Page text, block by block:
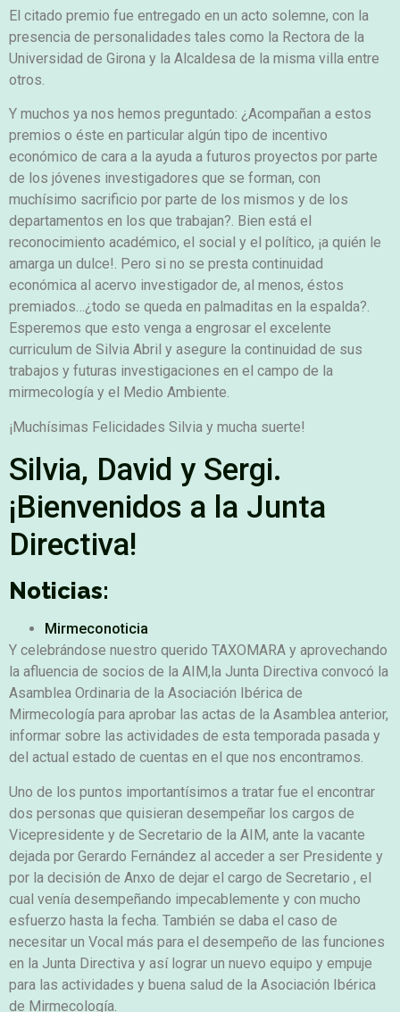
El citado premio fue entregado en un acto solemne, con la
presencia de personalidades tales como la Rectora de la
Universidad de Girona y la Alcaldesa de la misma villa entre
otros.
Y muchos ya nos hemos preguntado: ¿Acompañan a estos
premios o éste en particular algún tipo de incentivo
económico de cara a la ayuda a futuros proyectos por parte
de los jóvenes investigadores que se forman, con
muchísimo sacrificio por parte de los mismos y de los
departamentos en los que trabajan?. Bien está el
reconocimiento académico, el social y el político, ¡a quién le
amarga un dulce!. Pero si no se presta continuidad
económica al acervo investigador de, al menos, éstos
premiados…¿todo se queda en palmaditas en la espalda?.
Esperemos que esto venga a engrosar el excelente
curriculum de Silvia Abril y asegure la continuidad de sus
trabajos y futuras investigaciones en el campo de la
mirmecología y el Medio Ambiente.
¡Muchísimas Felicidades Silvia y mucha suerte!
Silvia, David y Sergi.
¡Bienvenidos a la Junta
Directiva!
Noticias:
Mirmeconoticia
Y celebrándose nuestro querido TAXOMARA y aprovechando
la afluencia de socios de la AIM,la Junta Directiva convocó la
Asamblea Ordinaria de la Asociación Ibérica de
Mirmecología para aprobar las actas de la Asamblea anterior,
informar sobre las actividades de esta temporada pasada y
del actual estado de cuentas en el que nos encontramos.
Uno de los puntos importantísimos a tratar fue el encontrar
dos personas que quisieran desempeñar los cargos de
Vicepresidente y de Secretario de la AIM, ante la vacante
dejada por Gerardo Fernández al acceder a ser Presidente y
por la decisión de Anxo de dejar el cargo de Secretario , el
cual venía desempeñando impecablemente y con mucho
esfuerzo hasta la fecha. También se daba el caso de
necesitar un Vocal más para el desempeño de las funciones
en la Junta Directiva y así lograr un nuevo equipo y empuje
para las actividades y buena salud de la Asociación Ibérica
de Mirmecología.